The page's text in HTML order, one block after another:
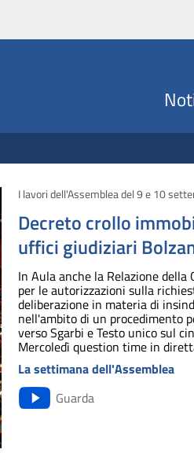
I lavori dell'Assemblea del 9 e 10
Decreto crollo
uffici giudiziari
In Aula anche la Relazione della
per le autorizzazioni sulla
deliberazione in materia di
nell'ambito di un procedimento
verso Sgarbi e Testo unico sul
Mercoledì question time in
La settimana dell'Assemblea
Guarda